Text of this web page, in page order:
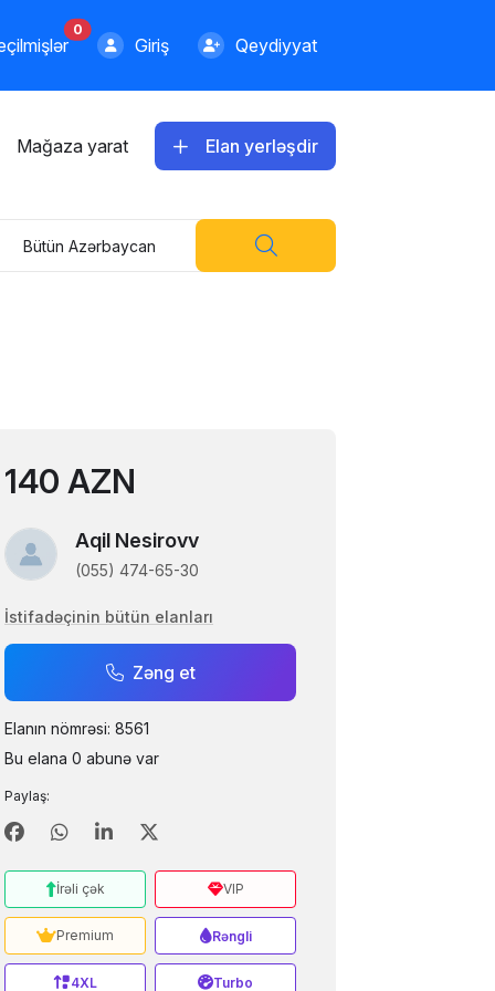
0
Giriş Qeydiyyat
Mağaza yarat Elan yerləşdir
Bütün Azərbaycan
140 AZN
Aqil Nesirovv
(055) 474-65-30
İstifadəçinin bütün elanları
Zəng et
Elanın nömrəsi: 8561
Bu elana 0 abunə var
Paylaş:
İrəli çək VIP
Premium Rəngli
4XL Turbo